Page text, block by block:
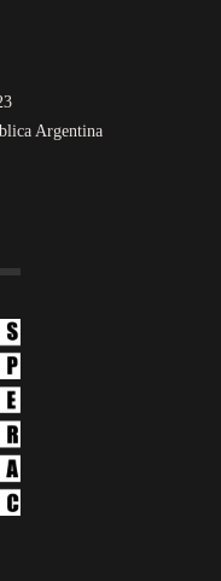
Argentina